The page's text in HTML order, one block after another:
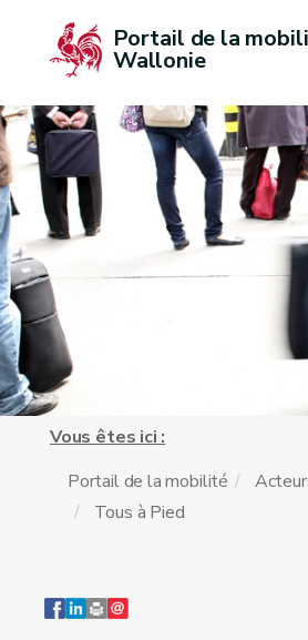
Portail de la
Wallonie
Vous êtes ici :
Portail de la mobilité
Tous à Pied